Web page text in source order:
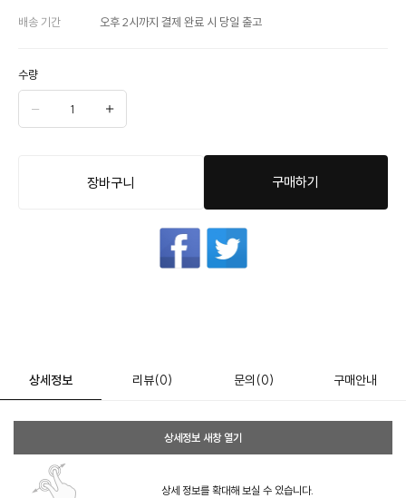
배송 기간 오후 2시까지 결제 완료 시 당일 출고
수량
장바구니 구매하기
상세정보 리뷰(0) 문의 (0) 구매안내
상세정보 새창 열기
상세 정보를 확대해 보실 수 있습니다.